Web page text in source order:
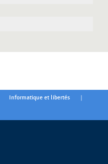
Informatique et libertés |